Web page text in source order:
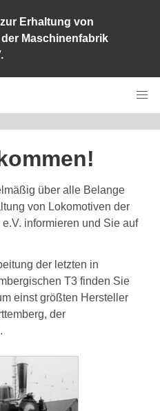
Erhaltung von
Maschinenfabrik
über alle Belange
von Lokomotiven der
informieren und Sie auf
der letzten in
T3 finden Sie
einst größten Hersteller
der